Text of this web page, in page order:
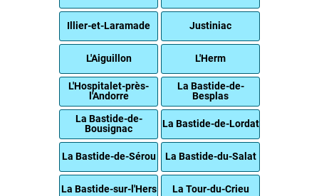
Illier-et-Laramade Justiniac
L'Aiguillon L'Herm
L'Hospitalet-près-
l'Andorre
La Bastide-de-
Besplas
La Bastide-de-
Bousignac
La Bastide-de-Lordat
La Bastide-de-Sérou La Bastide-du-Salat
La Bastide-sur-l'Hers La Tour-du-Crieu